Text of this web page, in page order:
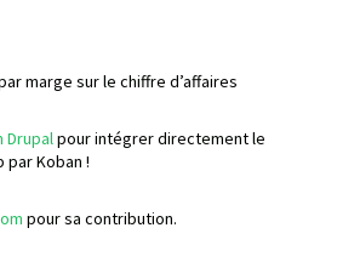
marge sur le chiffre d’affaires
Drupalpour intégrer directement le
Koban !
pour sa contribution.